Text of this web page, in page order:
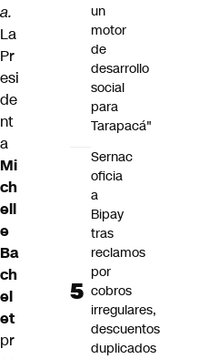
a.
La
Pr
esi
de
nt
a
Mi
ch
ell
e
Ba
ch
el
et
pr
un
motor
de
desarrollo
social
para
Tarapacá"
Sernac
oficia
a
Bipay
tras
reclamos
por
cobros
irregulares,
descuentos
duplicados